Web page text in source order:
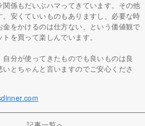
係もだいぶハマってきています。その他
安くていいものもありますし、必要な時
金をかけるのは仕方ない、という価値観で
を買って楽しんでいます。
自分が使ってきたものでも良いものは良
とちゃんと言いますのでご安心くださ